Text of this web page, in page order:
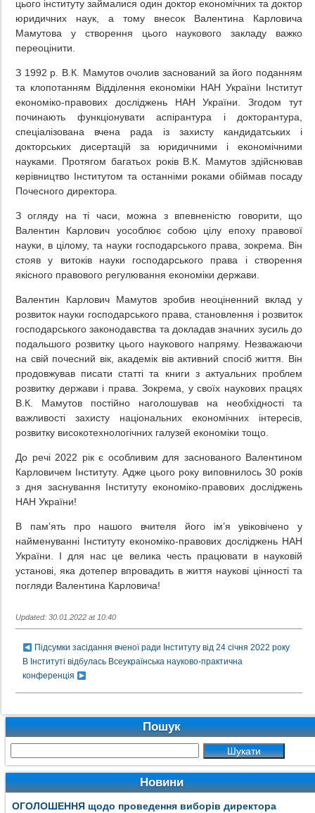
цього інституту займалися один доктор економічних та доктор
юридичних наук, а тому внесок Валентина Карловича
Мамутова у створення цього наукового закладу важко
переоцінити.
З 1992 р. В.К. Мамутов очолив заснований за його поданням
та клопотанням Відділення економіки НАН України Інститут
економіко-правових досліджень НАН України. Згодом тут
починають функціонувати аспірантура і докторантура,
спеціалізована вчена рада із захисту кандидатських і
докторських дисертацій за юридичними і економічними
науками. Протягом багатьох років В.К. Мамутов здійснював
керівництво Інститутом та останніми роками обіймав посаду
Почесного директора.
З огляду на ті часи, можна з впевненістю говорити, що
Валентин Карлович уособлює собою цілу епоху правової
науки, в цілому, та науки господарського права, зокрема. Він
стояв у витоків науки господарського права і створення
якісного правового регулювання економіки держави.
Валентин Карлович Мамутов зробив неоціненний вклад у
розвиток науки господарського права, становлення і розвиток
господарського законодавства та докладав значних зусиль до
подальшого розвитку цього наукового напряму. Незважаючи
на свій почесний вік, академік вів активний спосіб життя. Він
продовжував писати статті та книги з актуальних проблем
розвитку держави і права. Зокрема, у своїх наукових працях
В.К. Мамутов постійно наголошував на необхідності та
важливості захисту національних економічних інтересів,
розвитку високотехнологічних галузей економіки тощо.
До речі 2022 рік є особливим для заснованого Валентином
Карловичем Інституту. Адже цього року виповнилось 30 років
з дня заснування Інституту економіко-правових досліджень
НАН України!
В пам’ять про нашого вчителя його ім’я увіковічено у
найменуванні Інституту економіко-правових досліджень НАН
України. І для нас це велика честь працювати в науковій
установі, яка дотепер впровадить в життя наукові цінності та
погляди Валентина Карловича!
Updated: 30.01.2022 at 10:40
Підсумки засідання вченої ради Інституту від 24 січня 2022 року
В Інституті відбулась Всеукраїнська науково-практична
конференція
Пошук
Новини
ОГОЛОШЕННЯ щодо проведення виборів директора